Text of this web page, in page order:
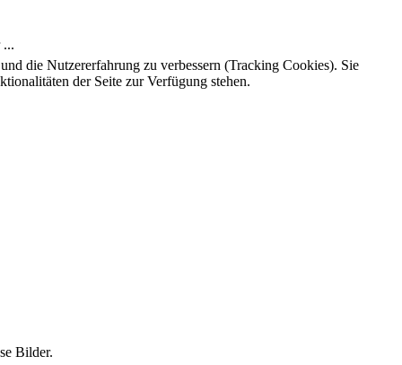
...
Bilder.
die Nutzererfahrung zu verbessern (Tracking Cookies). Sie
der Seite zur Verfügung stehen.